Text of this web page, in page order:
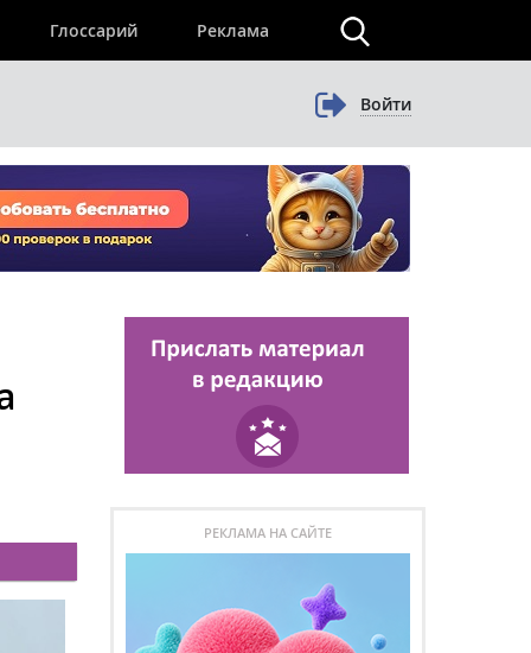
Глоссарий Реклама
Войти
РЕКЛАМА НА САЙТЕ